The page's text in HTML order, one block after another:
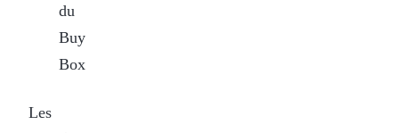
du
Buy
Box
Les